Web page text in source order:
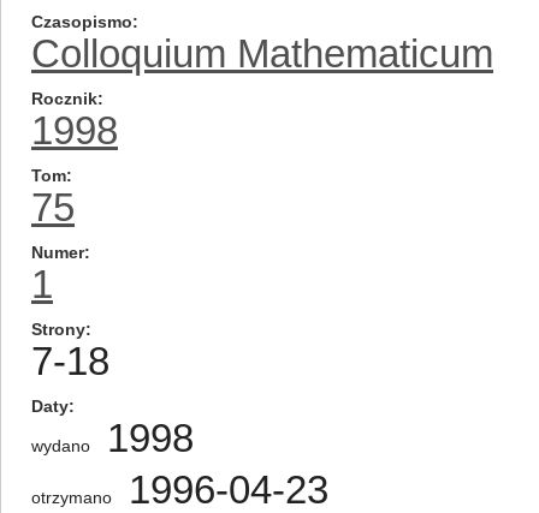
Czasopismo
Colloquium Mathematicum
Rocznik
1998
Tom
75
Numer
1
Strony
7-18
Daty
wydano 1998
otrzymano 1996-04-23